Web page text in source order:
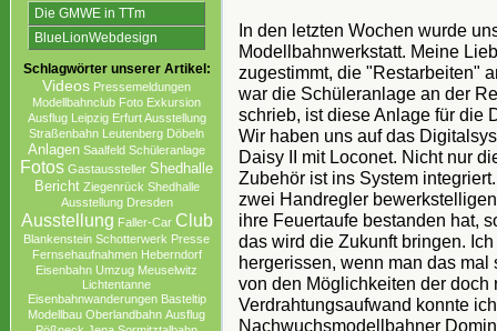
Die GMWE in TTm
BlueLionWebdesign
Schlagwörter unserer Artikel:
Videos Pressemeldungen
Modellbahnclub Foto Exkursion
Ausflug Leipzig Erfurt Ausstellung
Straßenbahn Leutenberg Döbeln
Anlagen Saalfeld Schüleranlage
Fotos Gastaussteller Shedhalle
Bericht Ziegenrück Shedhalle
Ausstellung Dresden
Ausstellung Faller-Car Club
Blankenstein Schotterwerk Presse
Fernsehaufnahmen Heberndorf
Eisenbahn Umzug Meuselwitz
Lichtentanne
Eisenbahnwanderungen Basteltip
Modellbau Oberlandbahn Ausflug
In den letzten Wochen wurde
Modellbahnwerkstatt. Meine
zugestimmt, die "Restarbeiten"
war die Schüleranlage an der
schrieb, ist diese Anlage für die
Wir haben uns auf das
Daisy II mit Loconet. Nicht nur
Zubehör ist ins System
zwei Handregler
ihre Feuertaufe bestanden hat,
das wird die Zukunft bringen.
hergerissen, wenn man das
von den Möglichkeiten der
Verdrahtungsaufwand konnte
Nachwuchsmodellbahner